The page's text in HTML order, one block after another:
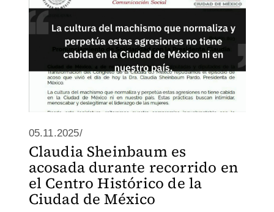
05.11.2025/
Claudia Sheinbaum es
acosada durante recorrido en
el Centro Histórico de la
Ciudad de México